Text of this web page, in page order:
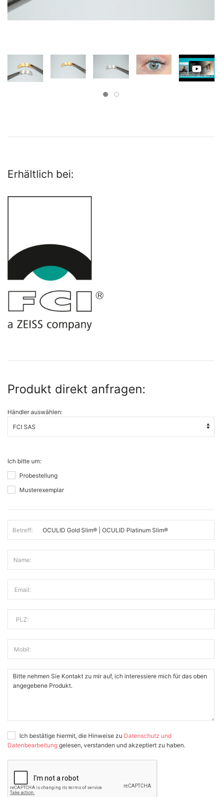
Erhältlich bei:
Produkt direkt anfragen:
Händler auswählen:
Ich bitte um:
Probestellung
Musterexemplar
Betreff:
Name:
Email:
PLZ:
Mobil:
Ich bestätige hiermit, die Hinweise zu Datenschutz und
Datenbearbeitung gelesen, verstanden und akzeptiert zu haben.